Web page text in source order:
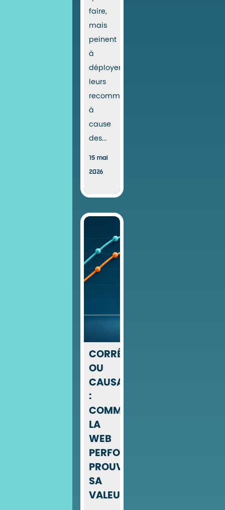
faire,
mais
peinent
à
déployer
leurs
recommandations
à
cause
des...
15 mai
2026
CORRÉLATION
OU
CAUSALITÉ
:
COMMENT
LA
WEB
PERFORMANCE
PROUVE
SA
VALEUR